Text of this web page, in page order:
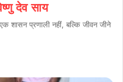
देव साय
प्रणाली नहीं, बल्कि जीवन जीने